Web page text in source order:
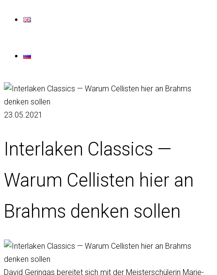
23.05.2021
Interlaken Classics —
Warum Cellisten hier an
Brahms denken sollen
David Geringas bereitet sich mit der Meisterschülerin Marie-